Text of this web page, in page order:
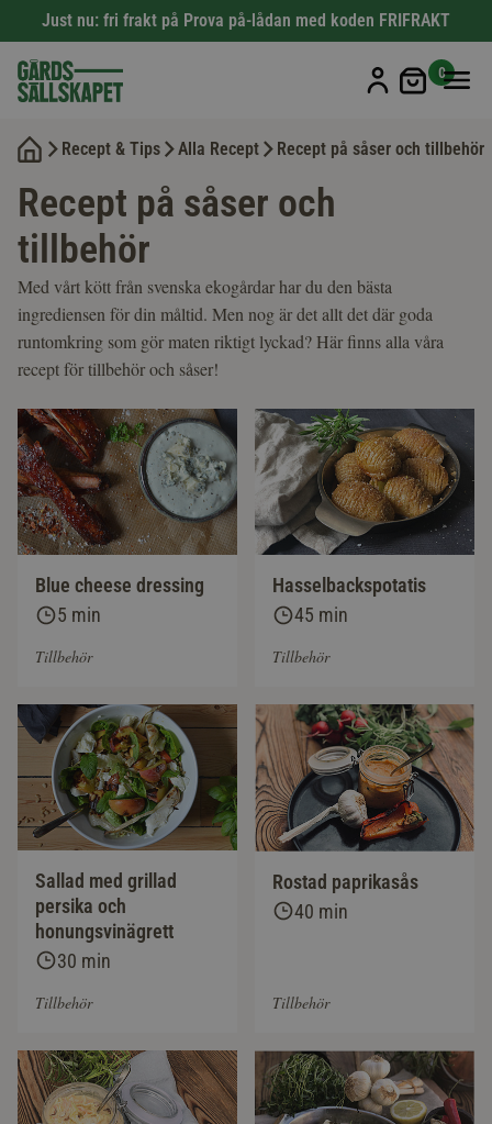
Just nu: fri frakt på Prova på-lådan med koden FRIFRAKT
Min
0
Recept & Tips Alla Recept Recept på såser och tillbehör
Recept på såser och
tillbehör
Med vårt kött från svenska ekogårdar har du den bästa
ingrediensen för din måltid. Men nog är det allt det där goda
runtomkring som gör maten riktigt lyckad? Här finns alla våra
recept för tillbehör och såser!
Blue cheese dressing
5 min
Tillbehör
Hasselbackspotatis
45 min
Tillbehör
Sallad med grillad
persika och
honungsvinägrett
30 min
Tillbehör
Rostad paprikasås
40 min
Tillbehör